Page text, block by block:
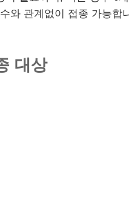
와 관계없이 접종 가능합
대상